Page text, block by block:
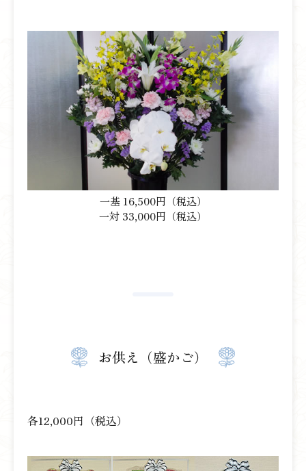
一基 16,500円（税込）
一対 33,000円（税込）
お供え（盛かご）
各12,000円（税込）